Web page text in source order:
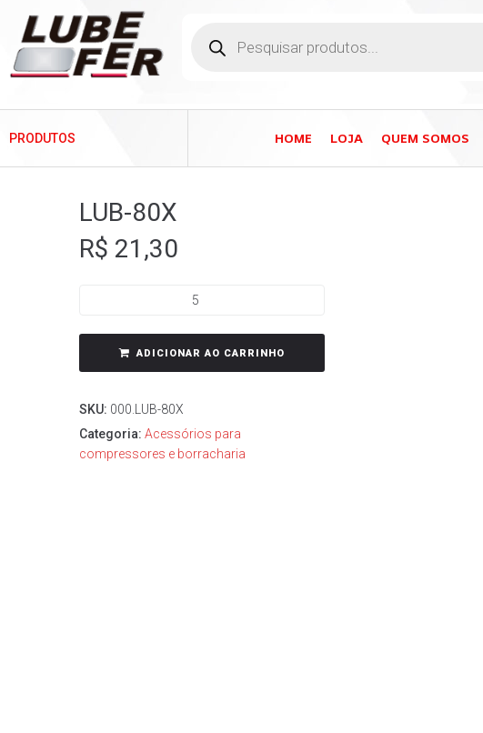
PRODUTOS HOME LOJA QUEM SOMOS
LUB-80X
R$ 21,30
ADICIONAR AO CARRINHO
SKU: 000.LUB-80X
Categoria: Acessórios para
compressores e borracharia